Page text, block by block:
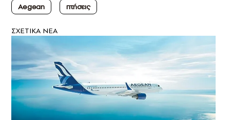
Aegean
πτήσεις
ΣXETIKA NEA